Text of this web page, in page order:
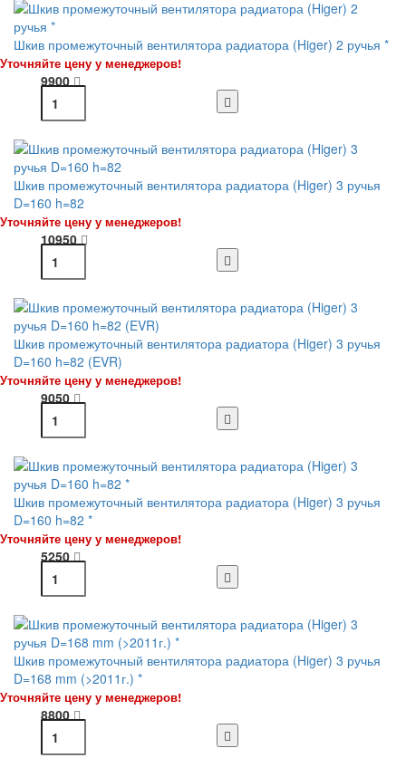
Шкив промежуточный вентилятора радиатора (Higer) 2 ручья *
Уточняйте цену у менеджеров!
9900
Шкив промежуточный вентилятора радиатора (Higer) 3 ручья
D=160 h=82
Уточняйте цену у менеджеров!
10950
Шкив промежуточный вентилятора радиатора (Higer) 3 ручья
D=160 h=82 (EVR)
Уточняйте цену у менеджеров!
9050
Шкив промежуточный вентилятора радиатора (Higer) 3 ручья
D=160 h=82 *
Уточняйте цену у менеджеров!
5250
Шкив промежуточный вентилятора радиатора (Higer) 3 ручья
D=168 mm (>2011г.) *
Уточняйте цену у менеджеров!
8800